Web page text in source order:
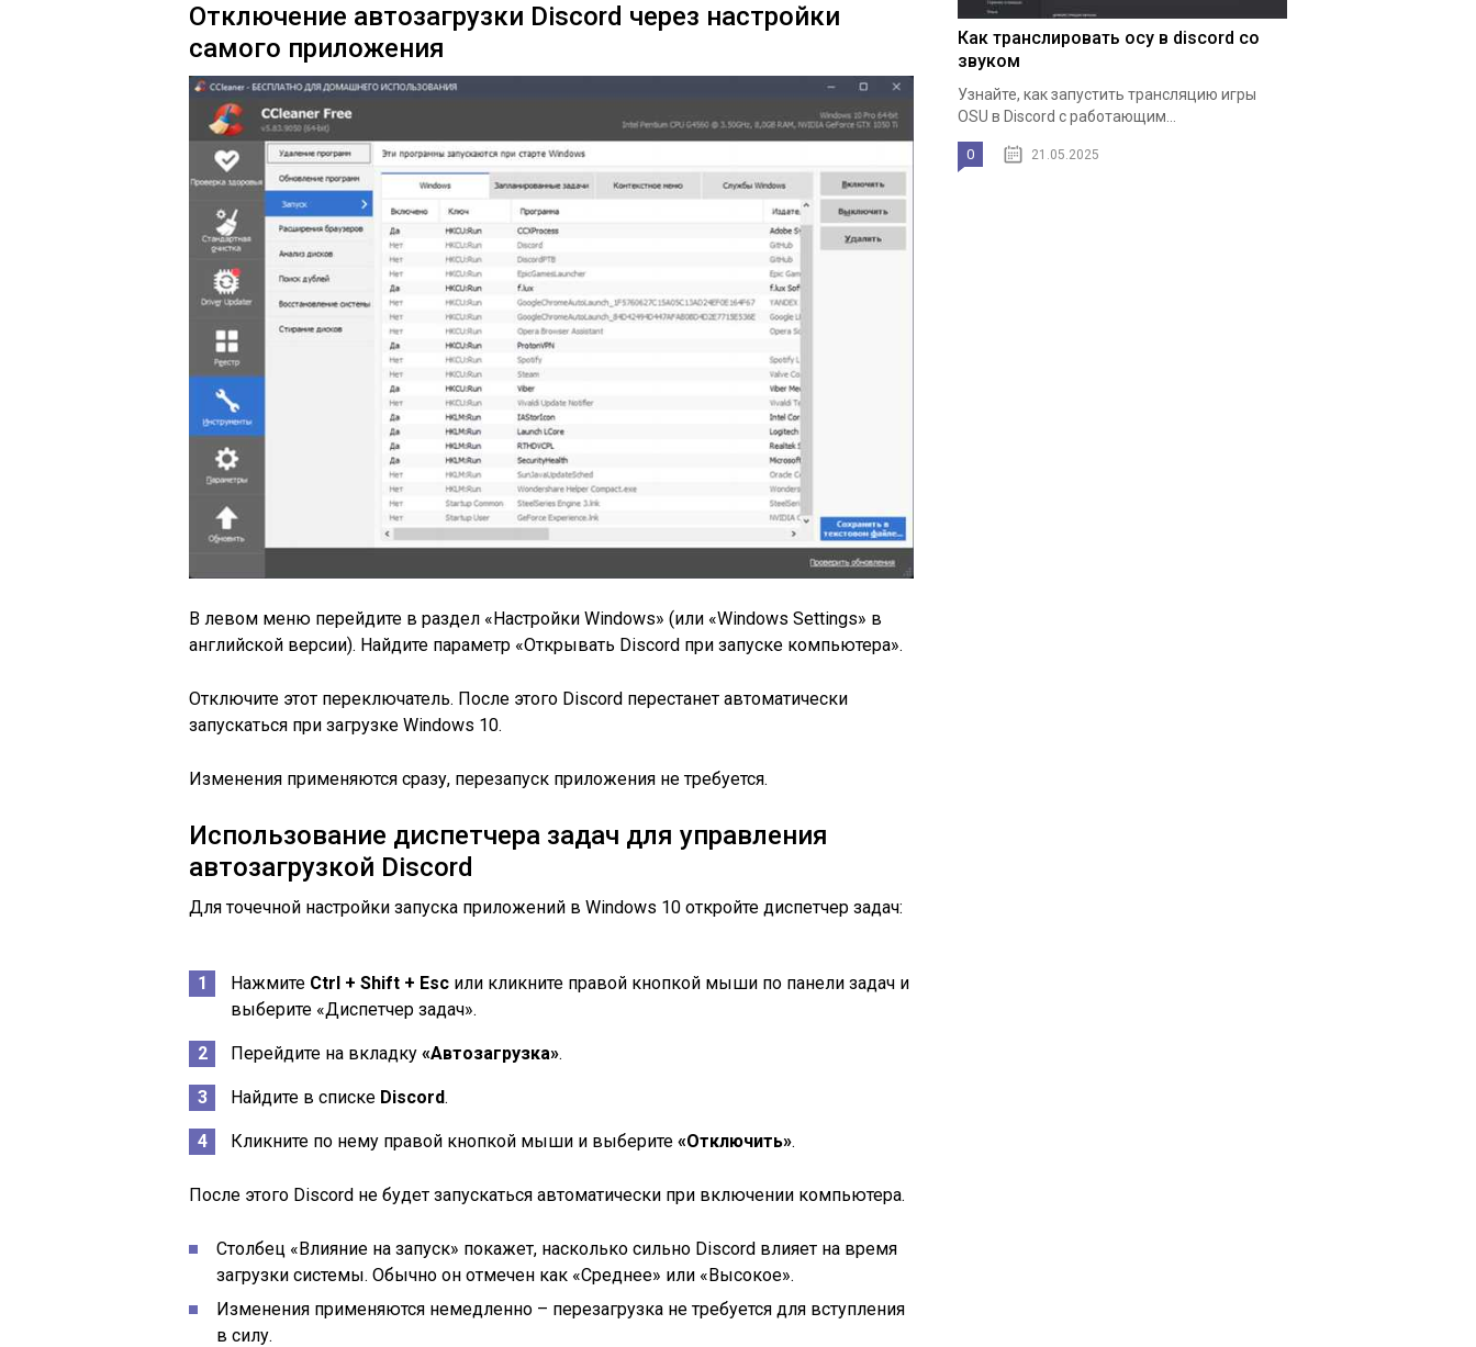
Отключение автозагрузки Discord через настройки
самого приложения
В левом меню перейдите в раздел «Настройки Windows» (или «Windows Settings» в
английской версии). Найдите параметр «Открывать Discord при запуске компьютера».
Отключите этот переключатель. После этого Discord перестанет автоматически
запускаться при загрузке Windows 10.
Изменения применяются сразу, перезапуск приложения не требуется.
Использование диспетчера задач для управления
автозагрузкой Discord
Для точечной настройки запуска приложений в Windows 10 откройте диспетчер задач:
Нажмите Ctrl + Shift + Esc или кликните правой кнопкой мыши по панели задач и
выберите «Диспетчер задач».
Перейдите на вкладку «Автозагрузка».
Найдите в списке Discord.
Кликните по нему правой кнопкой мыши и выберите «Отключить».
После этого Discord не будет запускаться автоматически при включении компьютера.
Столбец «Влияние на запуск» покажет, насколько сильно Discord влияет на время
загрузки системы. Обычно он отмечен как «Среднее» или «Высокое».
Изменения применяются немедленно – перезагрузка не требуется для вступления
в силу.
Как транслировать осу в discord со
звуком
Узнайте, как запустить трансляцию игры
OSU в Discord с работающим...
0 21.05.2025